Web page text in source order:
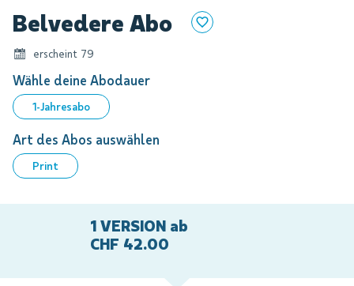
Anfang
Bildgalerie
springen
Belvedere Abo
erscheint 79
Wähle deine Abodauer
1-Jahresabo
Art des Abos auswählen
Print
1 VERSION ab
CHF 42.00